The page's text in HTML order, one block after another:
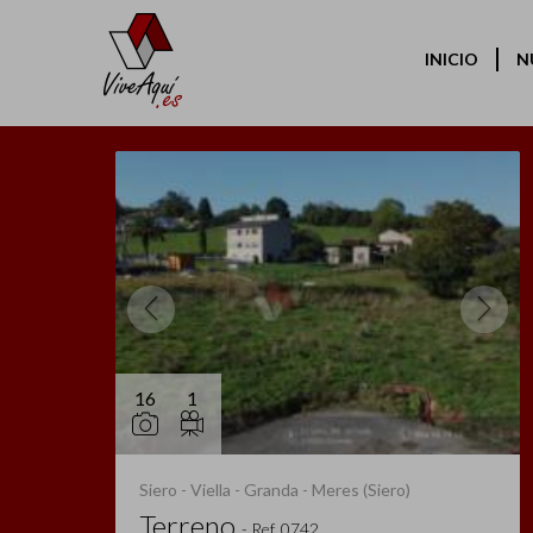
INICIO
16 1
Siero - Viella - Granda - Meres (Siero)
Terreno - Ref. 0742